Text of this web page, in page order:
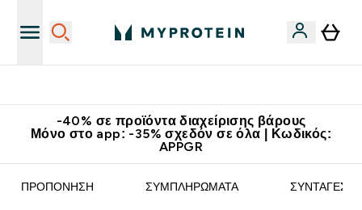
-40% σε προϊόντα διαχείρισης βάρους
Μόνο στο app: -35% σχεδόν σε όλα | Κωδικός:
APPGR
ΠΡΟΠΌΝΗΣΗ ΣΥΜΠΛΗΡΏΜΑΤΑ ΣΥΝΤΑΓΈΣ